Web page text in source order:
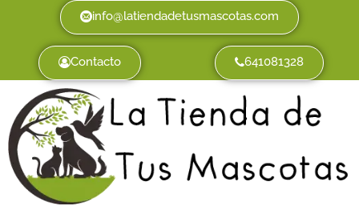
info@latiendadetusmascotas.com
Contacto 641081328